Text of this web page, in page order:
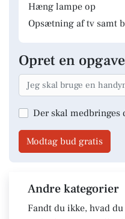
Hæng lampe op
Opsætning af tv samt
Opret en opgave
Der skal
Modtag bud gratis
Andre kategorier
Fandt du ikke, hvad